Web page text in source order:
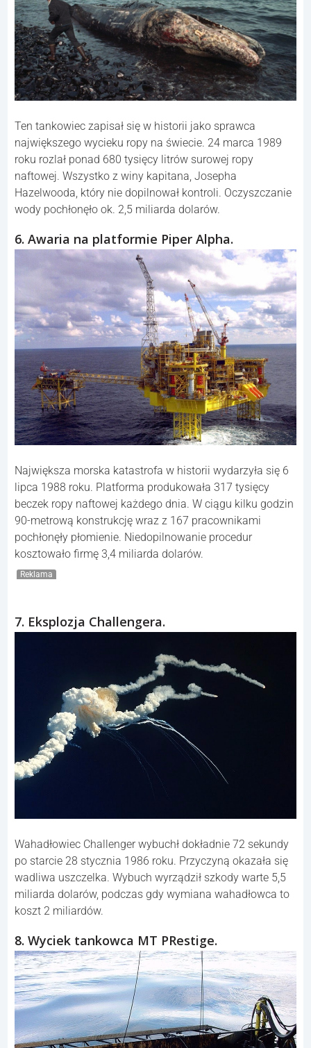
Ten tankowiec zapisał się w historii jako sprawca
największego wycieku ropy na świecie. 24 marca 1989
roku rozlał ponad 680 tysięcy litrów surowej ropy
naftowej. Wszystko z winy kapitana, Josepha
Hazelwooda, który nie dopilnował kontroli. Oczyszczanie
wody pochłonęło ok. 2,5 miliarda dolarów.
6. Awaria na platformie Piper Alpha.
Największa morska katastrofa w historii wydarzyła się 6
lipca 1988 roku. Platforma produkowała 317 tysięcy
beczek ropy naftowej każdego dnia. W ciągu kilku godzin
90-metrową konstrukcję wraz z 167 pracownikami
pochłonęły płomienie. Niedopilnowanie procedur
kosztowało firmę 3,4 miliarda dolarów.
Reklama
7. Eksplozja Challengera.
Wahadłowiec Challenger wybuchł dokładnie 72 sekundy
po starcie 28 stycznia 1986 roku. Przyczyną okazała się
wadliwa uszczelka. Wybuch wyrządził szkody warte 5,5
miliarda dolarów, podczas gdy wymiana wahadłowca to
koszt 2 miliardów.
8. Wyciek tankowca MT PRestige.